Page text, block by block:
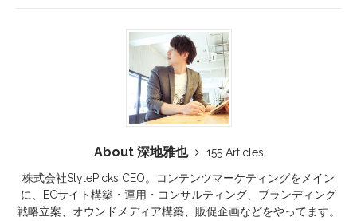
About 深地雅也
155 Articles
株式会社StylePicks CEO。コンテンツマーケティングをメイン
に、ECサイト構築・運用・コンサルティング、ブランディング
戦略立案、オウンドメディア構築、販促企画などをやってます。